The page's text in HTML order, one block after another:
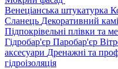
Венеціанська штукатурка
Сланець Декоративний
Підпокрівельні плівки та
Гідробар'єр Паробар'єр
аксесуари Дренажні та
гідроізоляція